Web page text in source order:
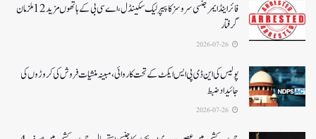
فائر اینڈ ایمرجنسی سروسز کا پیپر لیک سکینڈل،اے سی بی کے ہاتھوں مزید 12 ملزمان
گرفتار
پولیس کی این ڈی پی ایس ایکٹ کے تحت کاروائی، مبینہ منشیات فروش کی کروڑوں کی
جائیداد ضبط